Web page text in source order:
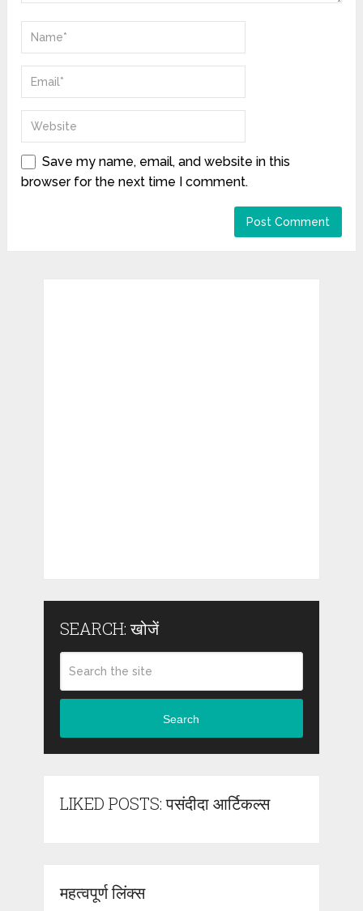
Save my name, email, and website in this
browser for the next time I comment.
SEARCH: खोजें
Search
LIKED POSTS: पसंदीदा आर्टिकल्स
महत्वपूर्ण लिंक्स